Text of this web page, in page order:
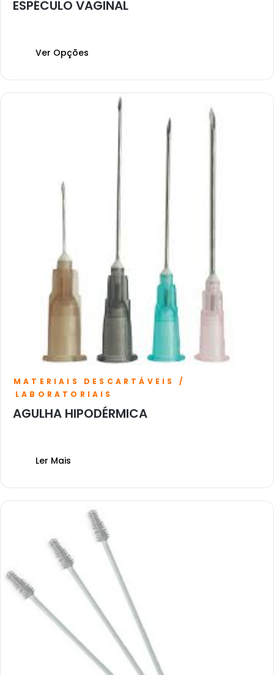
ESPÉCULO VAGINAL
Ver Opções
MATERIAIS DESCARTÁVEIS /
LABORATORIAIS
AGULHA HIPODÉRMICA
Ler Mais